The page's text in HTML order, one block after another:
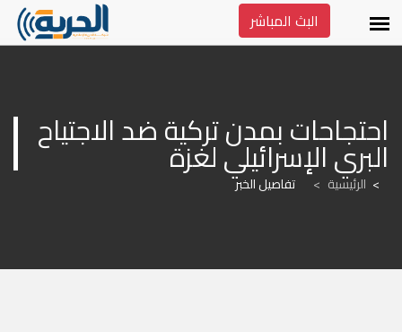
البث المباشر
البري الإسرائيلي لغزة
الرئيسية > تفاصيل الخبر